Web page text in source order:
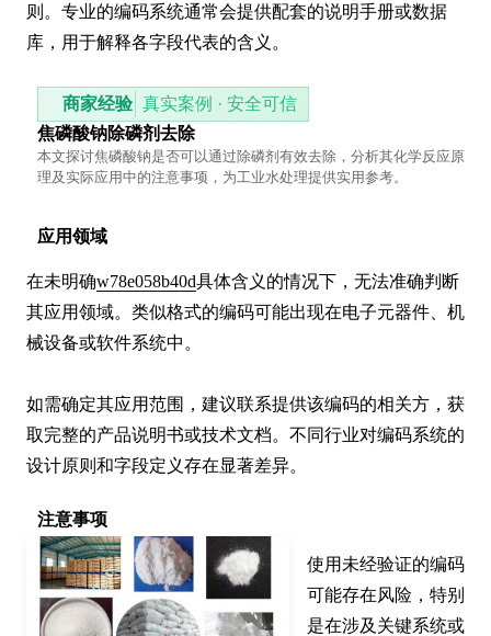
则。专业的编码系统通常会提供配套的说明手册或数据
库，用于解释各字段代表的含义。
商家经验 真实案例 · 安全可信
焦磷酸钠除磷剂去除
本文探讨焦磷酸钠是否可以通过除磷剂有效去除，分析其化学反应原
理及实际应用中的注意事项，为工业水处理提供实用参考。
应用领域
在未明确w78e058b40d具体含义的情况下，无法准确判断
其应用领域。类似格式的编码可能出现在电子元器件、机
械设备或软件系统中。
如需确定其应用范围，建议联系提供该编码的相关方，获
取完整的产品说明书或技术文档。不同行业对编码系统的
设计原则和字段定义存在显著差异。
注意事项
使用未经验证的编码
可能存在风险，特别
是在涉及关键系统或